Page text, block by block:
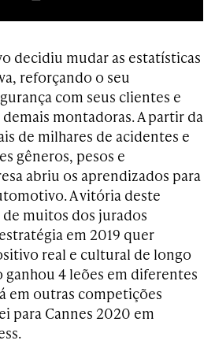
decidiu mudar as estatísticas
reforçando o seu
com seus clientes e
montadoras. A partir da
de milhares de acidentes e
gêneros, pesos e
abriu os aprendizados para
A vitória deste
muitos dos jurados
em 2019 quer
real e cultural de longo
ganhou 4 leões em diferentes
em outras competições
para Cannes 2020 em